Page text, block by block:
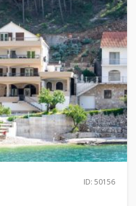
ID: 50156